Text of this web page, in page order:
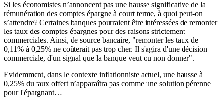
Si les économistes n’annoncent pas une hausse significative de la
rémunération des comptes épargne à court terme, à quoi peut-on
s’attendre? Certaines banques pourraient être intéressées de remonter
les taux des comptes épargnes pour des raisons strictement
commerciales. Ainsi, de source bancaire, "remonter les taux de
0,11% à 0,25% ne coûterait pas trop cher. Il s'agira d'une décision
commerciale, d'un signal que la banque veut ou non donner".
Evidemment, dans le contexte inflationniste actuel, une hausse à
0,25% du taux offert n’apparaîtra pas comme une solution pérenne
pour l'épargnant…